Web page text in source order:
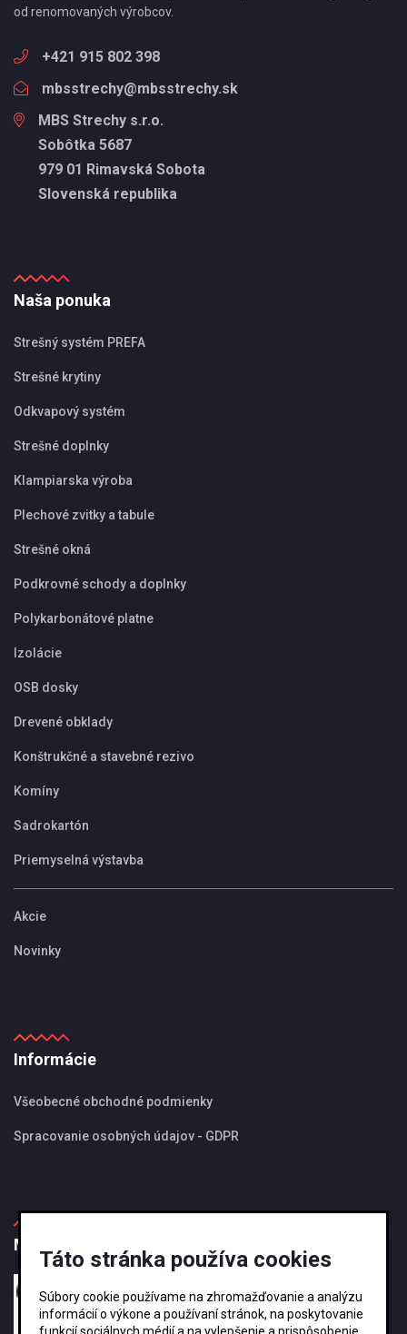
od renomovaných výrobcov.
+421 915 802 398
mbsstrechy@mbsstrechy.sk
MBS Strechy s.r.o.
Sobôtka 5687
979 01 Rimavská Sobota
Slovenská republika
Naša ponuka
Strešný systém PREFA
Strešné krytiny
Odkvapový systém
Strešné doplnky
Klampiarska výroba
Plechové zvitky a tabule
Strešné okná
Podkrovné schody a doplnky
Polykarbonátové platne
Izolácie
OSB dosky
Drevené obklady
Konštrukčné a stavebné rezivo
Komíny
Sadrokartón
Priemyselná výstavba
Akcie
Novinky
Informácie
Všeobecné obchodné podmienky
Spracovanie osobných údajov - GDPR
MBS Magazín
Ako si vybrať správnu veľkosť odkvapového
systému KJG ?
Táto stránka používa cookies
Súbory cookie používame na zhromažďovanie a analýzu
informácií o výkone a používaní stránok, na poskytovanie